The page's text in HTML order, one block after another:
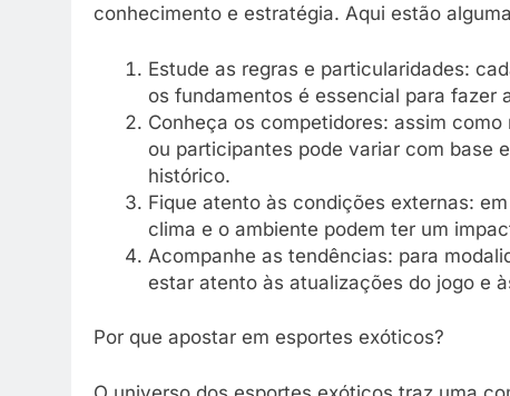
conhecimento e estratégia. Aqui estão
Estude as regras e particularidades:
os fundamentos é essencial para fazer
Conheça os competidores: assim
ou participantes pode variar com base
histórico.
Fique atento às condições externas:
clima e o ambiente podem ter um
Acompanhe as tendências: para
estar atento às atualizações do jogo e
Por que apostar em esportes exóticos?